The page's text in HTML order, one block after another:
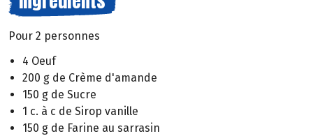
Pour 2 personnes
4 Oeuf
200 g de Crème d'amande
150 g de Sucre
1 c. à c de Sirop vanille
150 g de Farine au sarrasin